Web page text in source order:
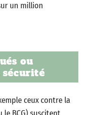
un million
ou
sécurité
ceux contre la